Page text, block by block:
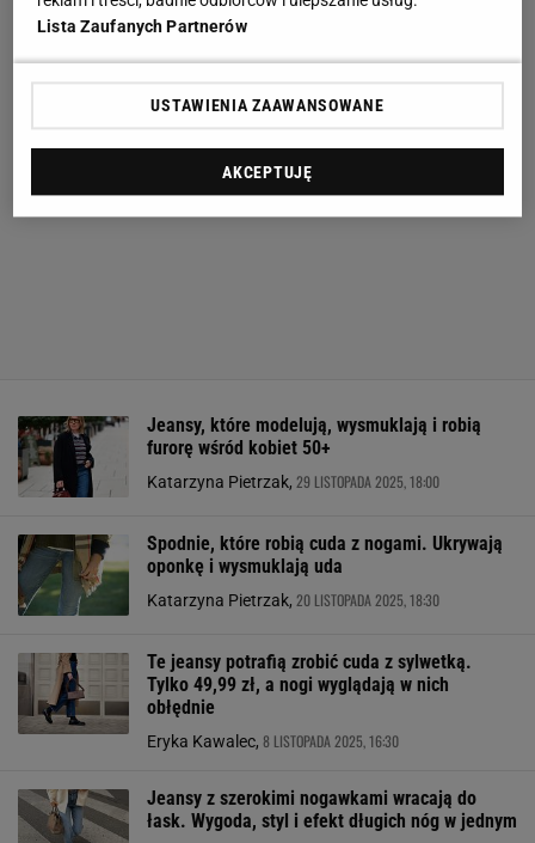
Jeansy, które modelują, wysmuklają i robią
furorę wśród kobiet 50+
Katarzyna Pietrzak, 29 LISTOPADA 2025, 18:00
Spodnie, które robią cuda z nogami. Ukrywają
oponkę i wysmuklają uda
Katarzyna Pietrzak, 20 LISTOPADA 2025, 18:30
Te jeansy potrafią zrobić cuda z sylwetką.
Tylko 49,99 zł, a nogi wyglądają w nich
obłędnie
Eryka Kawalec, 8 LISTOPADA 2025, 16:30
Jeansy z szerokimi nogawkami wracają do
łask. Wygoda, styl i efekt długich nóg w jednym
Lista Zaufanych Partnerów
USTAWIENIA ZAAWANSOWANE
AKCEPTUJĘ